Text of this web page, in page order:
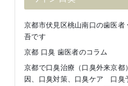
京都市伏見区桃山南口の歯医
吾です
京都 口臭 歯医者のコラム
京都で口臭治療（口臭外来京都
因、口臭対策、口臭ケア 口臭